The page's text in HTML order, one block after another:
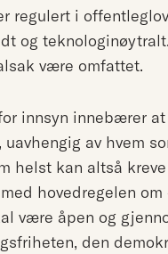
regulert i
og
være omfattet.
innsyn innebærer
av hvem
helst kan altså
hovedregelen
være åpen og
den